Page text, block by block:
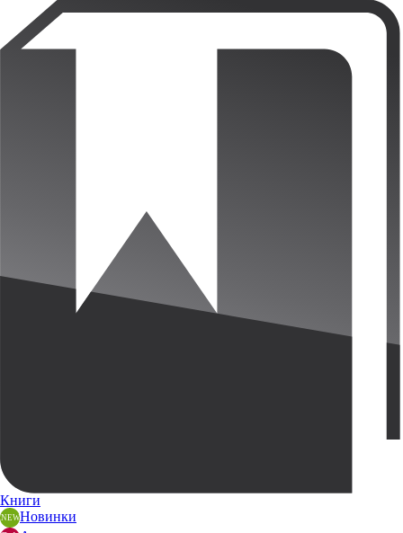
Книги
Новинки